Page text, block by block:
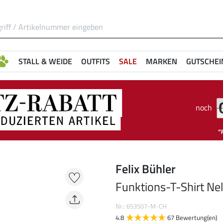
STALL & WEIDE OUTFITS SALE MARKEN
noch
Felix Bühler
Funktions-T-Shirt
Nr.: 653507-M-CH
4.8
67 Bewertung(en)